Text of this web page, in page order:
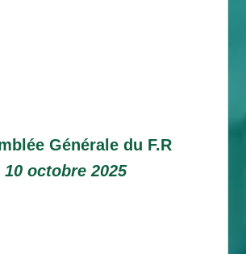
Générale du F.R
10 octobre 2025